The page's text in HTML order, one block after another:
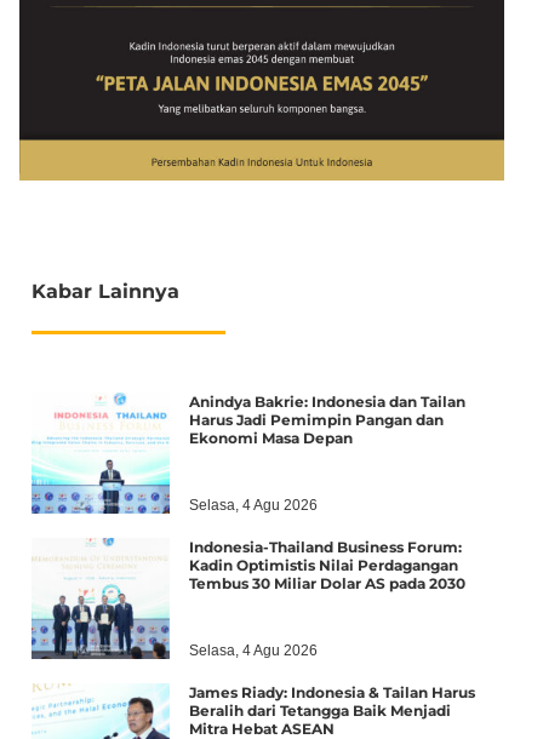
Kabar Lainnya
Anindya Bakrie: Indonesia dan Tailan
Harus Jadi Pemimpin Pangan dan
Ekonomi Masa Depan
Selasa, 4 Agu 2026
Indonesia-Thailand Business Forum:
Kadin Optimistis Nilai Perdagangan
Tembus 30 Miliar Dolar AS pada 2030
Selasa, 4 Agu 2026
James Riady: Indonesia & Tailan Harus
Beralih dari Tetangga Baik Menjadi
Mitra Hebat ASEAN